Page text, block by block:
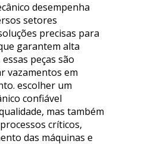
desempenha
setores
precisas para
garantem alta
peças são
vazamentos em
escolher um
confiável
mas também
críticos,
das máquinas e